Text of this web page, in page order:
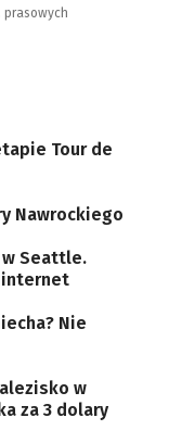
prasowych
Tour de
Nawrockiego
Seattle.
internet
Nie
w
za 3 dolary